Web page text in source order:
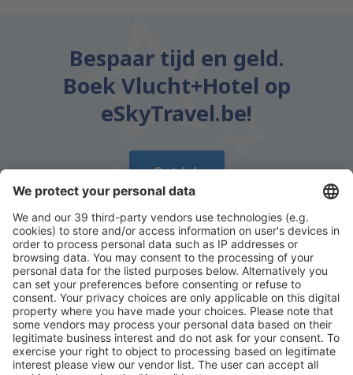
Bespaar tijd en geld.
Boek Vlucht+Hotel op
eSkyTravel.be!
Ontdek
Download onze appen plan gemakkelijk uw
reizen